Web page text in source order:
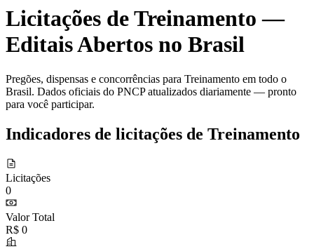
Licitações de Treinamento —
Editais Abertos no Brasil
Pregões, dispensas e concorrências para Treinamento em todo o
Brasil. Dados oficiais do PNCP atualizados diariamente — pronto
para você participar.
Indicadores de licitações de Treinamento
Licitações
0
Valor Total
R$ 0